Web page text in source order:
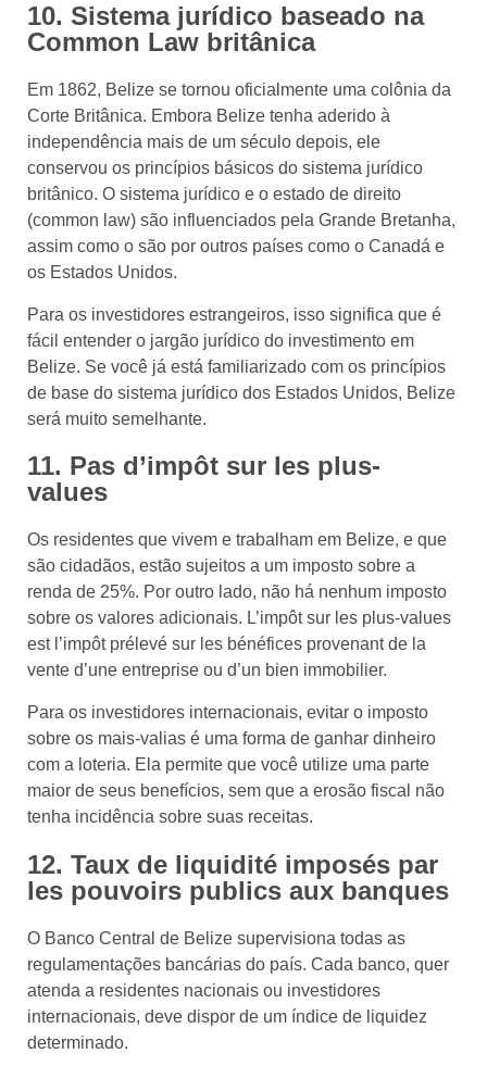
10. Sistema jurídico baseado na
Common Law britânica
Em 1862, Belize se tornou oficialmente uma colônia da
Corte Britânica. Embora Belize tenha aderido à
independência mais de um século depois, ele
conservou os princípios básicos do sistema jurídico
britânico. O sistema jurídico e o estado de direito
(common law) são influenciados pela Grande Bretanha,
assim como o são por outros países como o Canadá e
os Estados Unidos.
Para os investidores estrangeiros, isso significa que é
fácil entender o jargão jurídico do investimento em
Belize. Se você já está familiarizado com os princípios
de base do sistema jurídico dos Estados Unidos, Belize
será muito semelhante.
11. Pas d’impôt sur les plus-
values
Os residentes que vivem e trabalham em Belize, e que
são cidadãos, estão sujeitos a um imposto sobre a
renda de 25%. Por outro lado, não há nenhum imposto
sobre os valores adicionais. L’impôt sur les plus-values
est l’impôt prélevé sur les bénéfices provenant de la
vente d’une entreprise ou d’un bien immobilier.
Para os investidores internacionais, evitar o imposto
sobre os mais-valias é uma forma de ganhar dinheiro
com a loteria. Ela permite que você utilize uma parte
maior de seus benefícios, sem que a erosão fiscal não
tenha incidência sobre suas receitas.
12. Taux de liquidité imposés par
les pouvoirs publics aux banques
O Banco Central de Belize supervisiona todas as
regulamentações bancárias do país. Cada banco, quer
atenda a residentes nacionais ou investidores
internacionais, deve dispor de um índice de liquidez
determinado.